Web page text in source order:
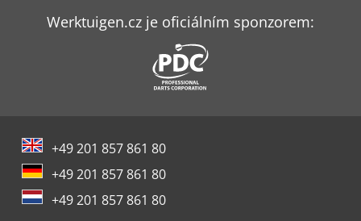
Hitachi Zx300Lc-6
Hitachi Zx55U-6
Hitachi Zx85Usb-6
Werktuigen.cz je oficiálním sponzorem:
+49 201 857 861 80
+49 201 857 861 80
+49 201 857 861 80